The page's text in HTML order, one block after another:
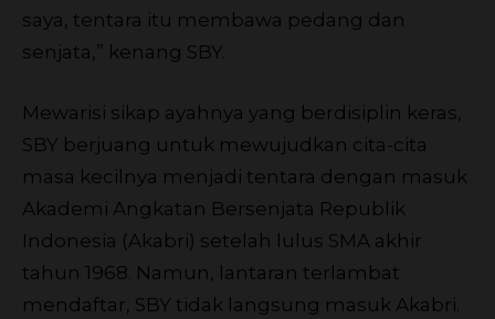
saya, tentara itu membawa pedang dan
senjata,” kenang SBY.
Mewarisi sikap ayahnya yang berdisiplin keras,
SBY berjuang untuk mewujudkan cita-cita
masa kecilnya menjadi tentara dengan masuk
Akademi Angkatan Bersenjata Republik
Indonesia (Akabri) setelah lulus SMA akhir
tahun 1968. Namun, lantaran terlambat
mendaftar, SBY tidak langsung masuk Akabri.